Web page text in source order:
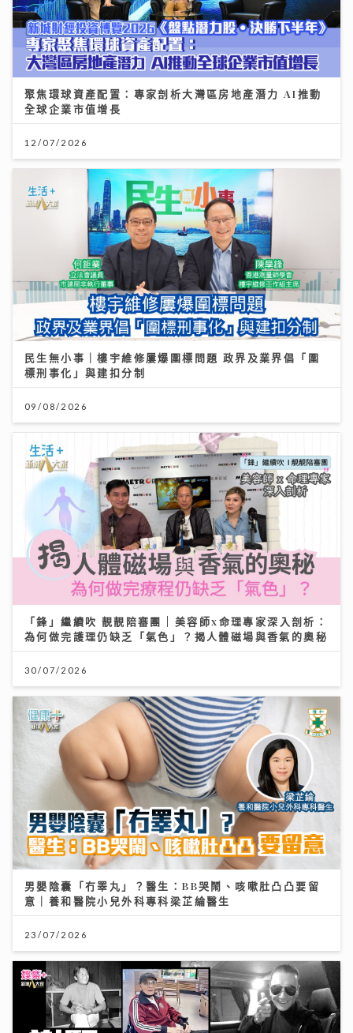
聚焦環球資產配置：專家剖析大灣區房地產潛力 AI推動
全球企業市值增長
12/07/2026
民生無小事｜樓宇維修屢爆圍標問題 政界及業界倡「圍
標刑事化」與建扣分制
09/08/2026
「鋒」繼續吹 靚靚陪審團 | 美容師x命理專家深入剖析：
為何做完護理仍缺乏「氣色」？揭人體磁場與香氣的奧秘
30/07/2026
男嬰陰囊「冇睪丸」？醫生：BB哭鬧、咳嗽肚凸凸要留
意｜養和醫院小兒外科專科梁芷綸醫生
23/07/2026